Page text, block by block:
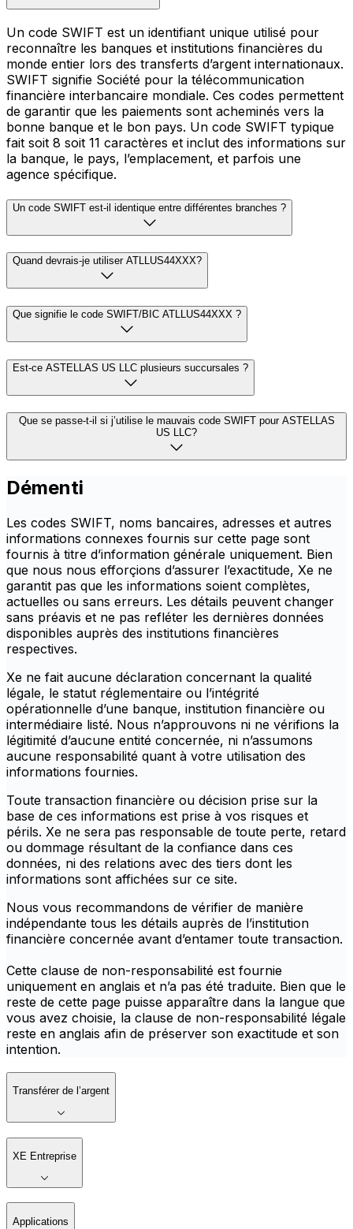
Un code SWIFT est un identifiant unique utilisé pour
reconnaître les banques et institutions financières du
monde entier lors des transferts d’argent internationaux.
SWIFT signifie Société pour la télécommunication
financière interbancaire mondiale. Ces codes permettent
de garantir que les paiements sont acheminés vers la
bonne banque et le bon pays. Un code SWIFT typique
fait soit 8 soit 11 caractères et inclut des informations sur
la banque, le pays, l’emplacement, et parfois une
agence spécifique.
Un code SWIFT est-il identique entre différentes branches ?
Quand devrais-je utiliser ATLLUS44XXX?
Que signifie le code SWIFT/BIC ATLLUS44XXX ?
Est-ce ASTELLAS US LLC plusieurs succursales ?
Que se passe-t-il si j’utilise le mauvais code SWIFT pour ASTELLAS
US LLC?
Démenti
Les codes SWIFT, noms bancaires, adresses et autres
informations connexes fournis sur cette page sont
fournis à titre d’information générale uniquement. Bien
que nous nous efforçions d’assurer l’exactitude, Xe ne
garantit pas que les informations soient complètes,
actuelles ou sans erreurs. Les détails peuvent changer
sans préavis et ne pas refléter les dernières données
disponibles auprès des institutions financières
respectives.
Xe ne fait aucune déclaration concernant la qualité
légale, le statut réglementaire ou l’intégrité
opérationnelle d’une banque, institution financière ou
intermédiaire listé. Nous n’approuvons ni ne vérifions la
légitimité d’aucune entité concernée, ni n’assumons
aucune responsabilité quant à votre utilisation des
informations fournies.
Toute transaction financière ou décision prise sur la
base de ces informations est prise à vos risques et
périls. Xe ne sera pas responsable de toute perte, retard
ou dommage résultant de la confiance dans ces
données, ni des relations avec des tiers dont les
informations sont affichées sur ce site.
Nous vous recommandons de vérifier de manière
indépendante tous les détails auprès de l’institution
financière concernée avant d’entamer toute transaction.
Cette clause de non-responsabilité est fournie
uniquement en anglais et n’a pas été traduite. Bien que le
reste de cette page puisse apparaître dans la langue que
vous avez choisie, la clause de non-responsabilité légale
reste en anglais afin de préserver son exactitude et son
intention.
Transférer de l’argent
XE Entreprise
Applications